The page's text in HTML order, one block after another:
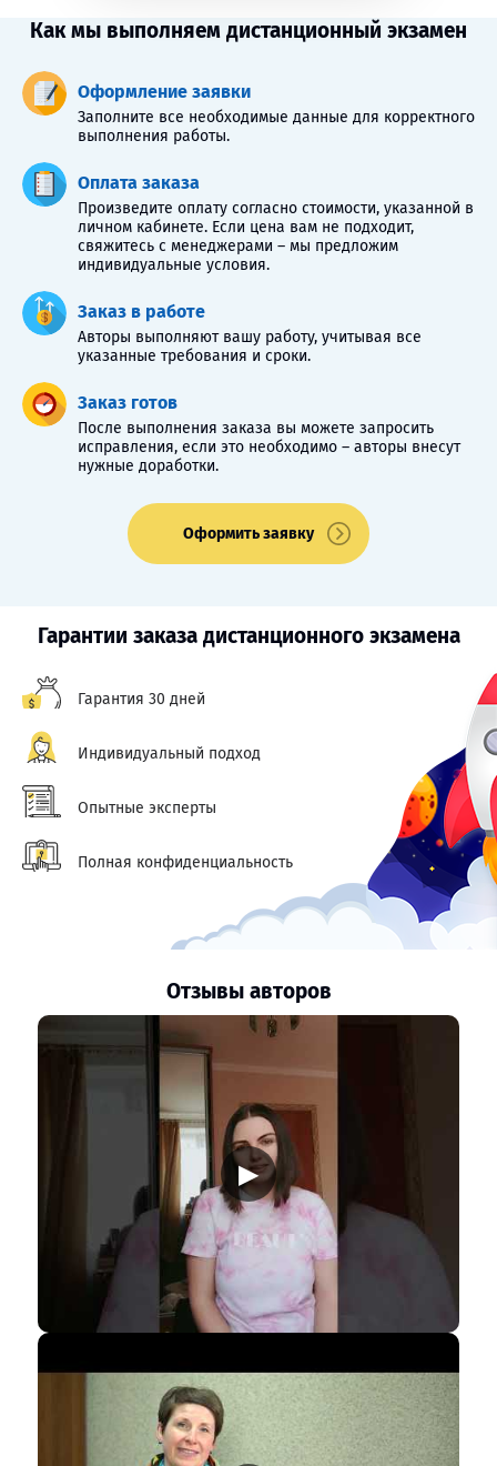
Как мы выполняем дистанционный экзамен
Оформление заявки
Заполните все необходимые данные для корректного
выполнения работы.
Оплата заказа
Произведите оплату согласно стоимости, указанной в
личном кабинете. Если цена вам не подходит,
свяжитесь с менеджерами – мы предложим
индивидуальные условия.
Заказ в работе
Авторы выполняют вашу работу, учитывая все
указанные требования и сроки.
Заказ готов
После выполнения заказа вы можете запросить
исправления, если это необходимо – авторы внесут
нужные доработки.
Оформить заявку
Гарантии заказа дистанционного экзамена
Гарантия 30 дней
Индивидуальный подход
Опытные эксперты
Полная конфиденциальность
Отзывы авторов
▶